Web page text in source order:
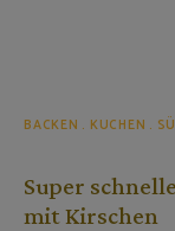
BACKEN KUCHEN
Super
mit Kirschen